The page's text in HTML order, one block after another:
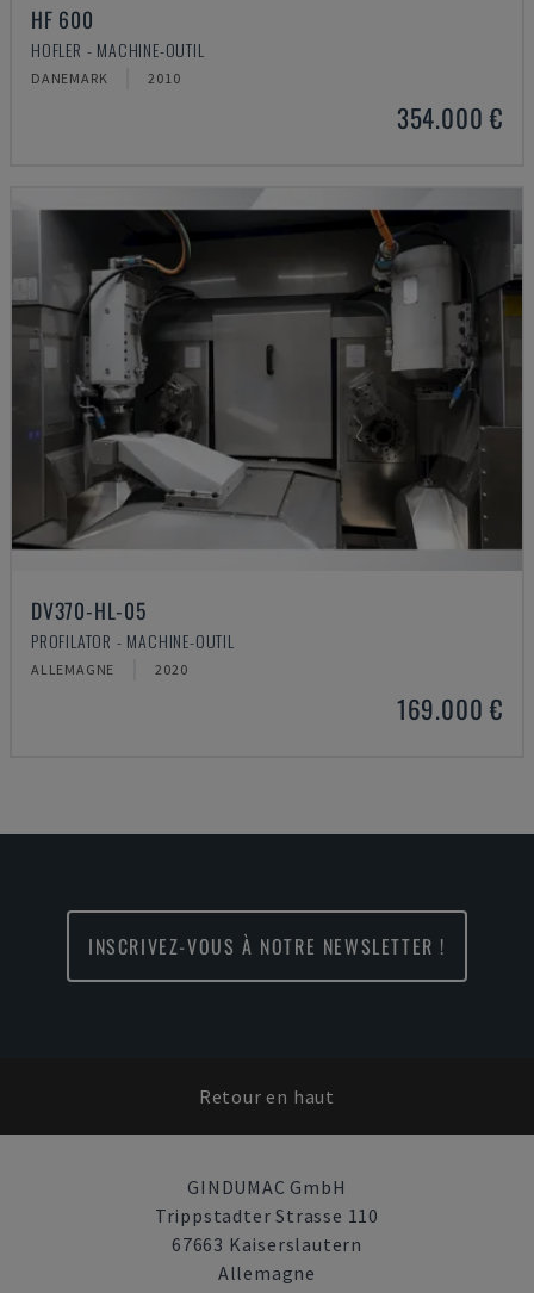
HF 600
HOFLER - MACHINE-OUTIL
DANEMARK 2010
354.000 €
DV370-HL-05
PROFILATOR - MACHINE-OUTIL
ALLEMAGNE 2020
169.000 €
INSCRIVEZ-VOUS À NOTRE NEWSLETTER !
Retour en haut
GINDUMAC GmbH
Trippstadter Strasse 110
67663 Kaiserslautern
Allemagne